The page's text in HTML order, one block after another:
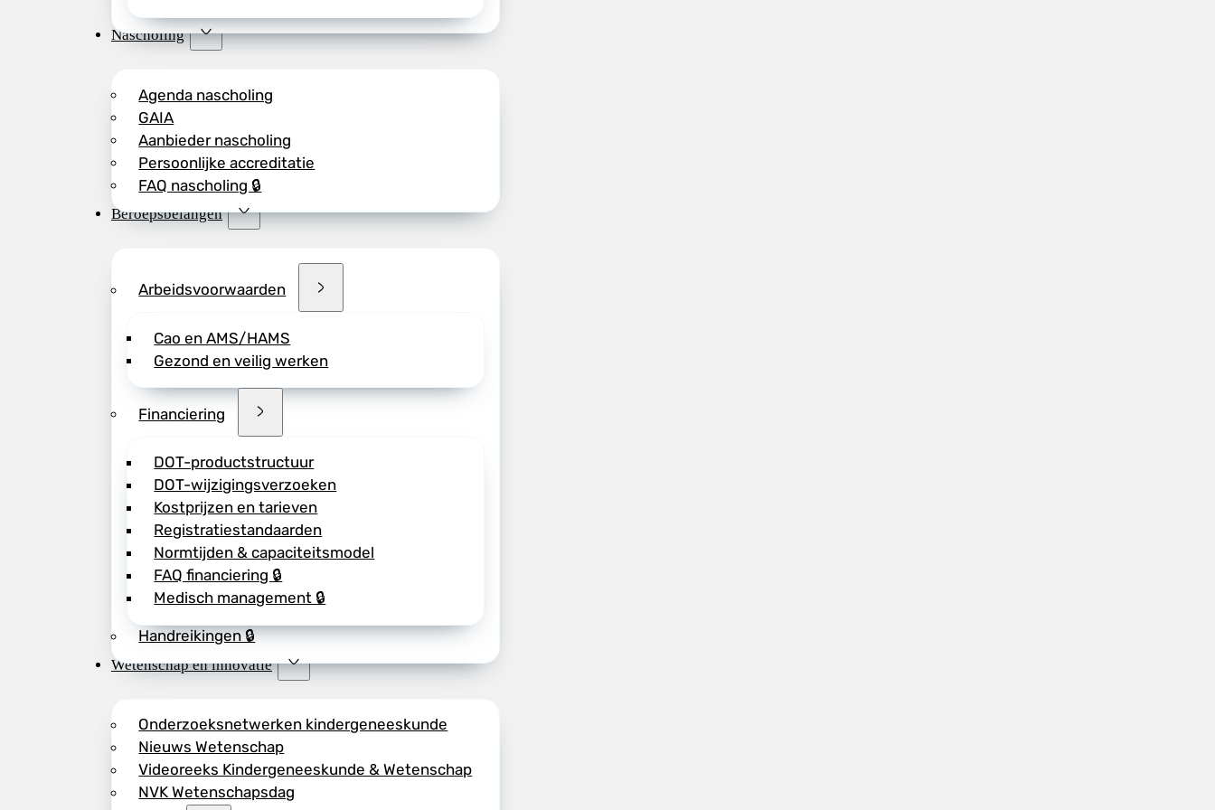
Nascholing
Agenda nascholing
GAIA
Aanbieder nascholing
Persoonlijke accreditatie
FAQ nascholing 🔒
Beroepsbelangen
Arbeidsvoorwaarden
Cao en AMS/HAMS
Gezond en veilig werken
Financiering
DOT-productstructuur
DOT-wijzigingsverzoeken
Kostprijzen en tarieven
Registratiestandaarden
Normtijden & capaciteitsmodel
FAQ financiering 🔒
Medisch management 🔒
Handreikingen 🔒
Wetenschap en innovatie
Onderzoeksnetwerken kindergeneeskunde
Nieuws Wetenschap
Videoreeks Kindergeneeskunde & Wetenschap
NVK Wetenschapsdag